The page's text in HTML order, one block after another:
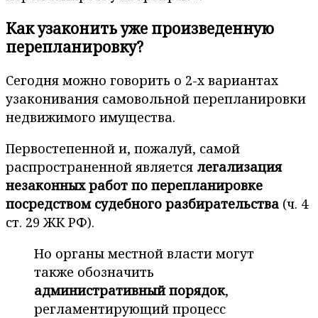
Как узаконить уже произведенную
перепланировку?
Сегодня можно говорить о 2-х вариантах
узаконивания самовольной перепланировки
недвижимого имущества.
Первостепенной и, пожалуй, самой
распространенной является легализация
незаконных работ по перепланировке
посредством судебного разбирательства (ч. 4
ст. 29 ЖК РФ).
Но органы местной власти могут
также обозначить
административный порядок,
регламентирующий процесс